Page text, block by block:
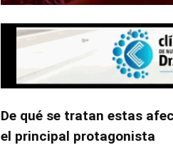
De qué se tratan estas
el principal protagonista